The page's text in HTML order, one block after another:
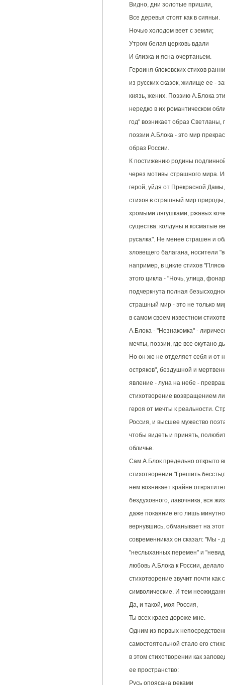
Видно, дни золотые пришли,
Все деревья стоят как в сияньи.
Ночью холодом веет с земли;
Утром белая церковь вдали
И близка и ясна очертаньем.
Героиня блоковских стихов
из русских сказок, жилище ее -
князь, жених. Поэзию А.Блока
нередко в их романтическом
год" возникает образ
поэзии А.Блока - это мир
образ России.
К постижению родины
через мотивы страшного мира.
герой, уйдя от Прекрасной
стихов в страшный мир
хромыми лягушками, ржавых
существа: колдуны и косматые
русалка". Не менее страшен и
зловещего балагана, носители
например, в цикле стихов
этого цикла - "Ночь, улица,
подчеркнута полная
страшный мир - это не только
в самом своем известном
А.Блока - "Незнакомка" -
мечты, поэзии, где все окутано
Но он же не отделяет себя и от
остряков", бездушной и
явление - луна на небе -
стихотворение возвращением
героя от мечты к реальности.
Россия, и высшее мужество
чтобы видеть и принять,
обличье.
Сам А.Блок предельно открыто
стихотворении "Грешить
нем возникает крайне
бездуховного, лавочника, вся
даже покаяние его лишь
вернувшись, обманывает на этот
современниках он сказал: "Мы -
"неслыханных перемен" и
любовь А.Блока к России,
стихотворение звучит почти
символические. И тем
Да, и такой, моя Россия,
Ты всех краев дороже мне.
Одним из первых
самостоятельной стало его
в этом стихотворении как
ее пространство:
Русь опоясана реками